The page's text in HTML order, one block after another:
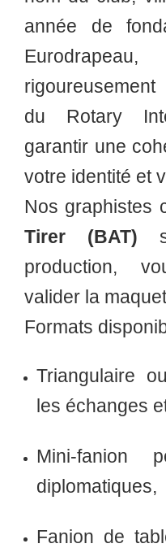
année de
du Rotary
garantir une
votre identité et
Nos graphistes
Tirer (BAT)
production,
valider la
Formats
Triangulaire
les échanges
Mini-fanion
diplomatiques,
Fanion de